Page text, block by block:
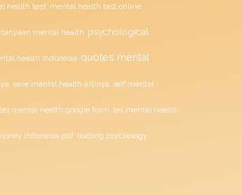
health test mental health test online
mental health psychological
health indonesia quotes mental
save mental health artinya self mental
tes mental health google form tes mental health
indonesia pdf trading psychology